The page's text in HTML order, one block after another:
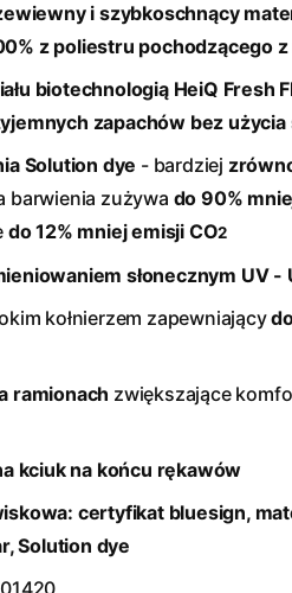
i szybkoschnący
z poliestru pochodzącego
biotechnologią HeiQ Fresh
zapachów bez użycia
Solution dye - bardziej
barwienia zużywa do 90%
do 12% mniej emisji CO2
słonecznym UV -
kołnierzem zapewniający
ramionach zwiększające
kciuk na końcu rękawów
certyfikat bluesign,
Solution dye